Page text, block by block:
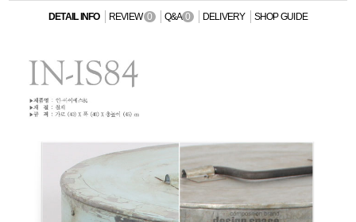
DETAIL INFO REVIEW 0 Q&A 0 DELIVERY SHOP GUIDE